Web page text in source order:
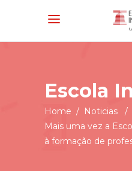
Escola
Home / Noticias
/
Mais uma vez a
à formação de